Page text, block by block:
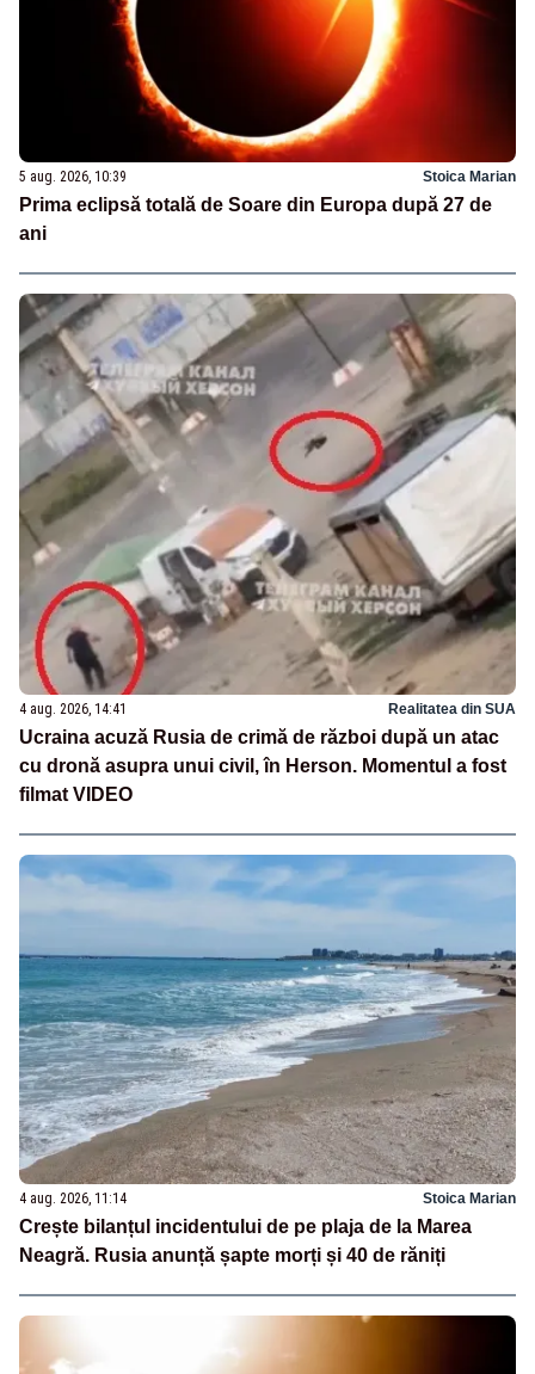
5 aug. 2026, 10:39 Stoica Marian
Prima eclipsă totală de Soare din Europa după 27 de
ani
4 aug. 2026, 14:41 Realitatea din SUA
Ucraina acuză Rusia de crimă de război după un atac
cu dronă asupra unui civil, în Herson. Momentul a fost
filmat VIDEO
4 aug. 2026, 11:14 Stoica Marian
Crește bilanțul incidentului de pe plaja de la Marea
Neagră. Rusia anunță șapte morți și 40 de răniți